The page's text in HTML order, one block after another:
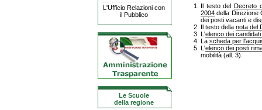
L'Ufficio Relazioni con
il Pubblico
Le Scuole
della regione
Il testo del Decreto
2004 della Direzione
dei posti vacanti e
Il testo della nota del
L'elenco dei
La scheda per
L'elenco dei posti
mobilità (all. 3).